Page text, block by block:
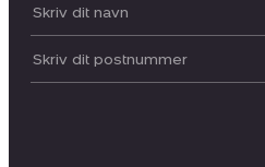
Dit navn:
Postnummer